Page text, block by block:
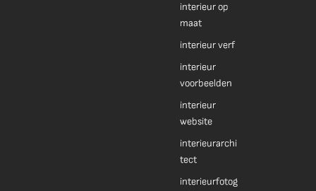
interieur op
maat
interieur verf
interieur
voorbeelden
interieur
website
interieurarchi
tect
interieurfotog